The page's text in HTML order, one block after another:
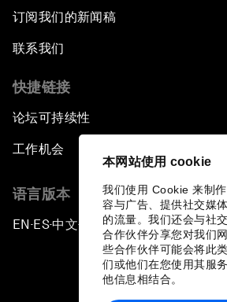
本网站使用 cookie
我们使用 Cookie 来制
容与广告、提供社交媒
的流量。我们还会与社
合作伙伴分享您对我们
些合作伙伴可能会将此
们或他们在您使用其服
他信息相结合。
订阅我们的新闻稿
联系我们
快捷链接
论坛可持续性
工作机会
语言版本
EN ▪ ES▪中文▪ 日本語